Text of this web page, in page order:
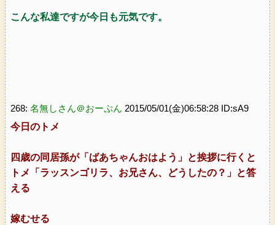
こんな私達ですが今日も元気です。
268: 名無しさん＠おーぷん 2015/05/01(金)06:58:28 ID:sA9
今日のトメ
四歳の同居孫が「ばあちゃんおはよう」と挨拶に行くと
トメ「ラッスンゴリラ、お兄さん、どうしたの？」と答
える
嫁むせる